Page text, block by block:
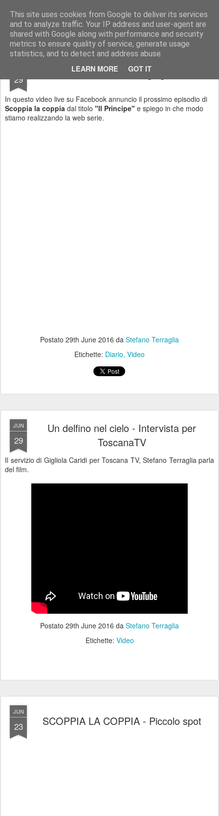
This site uses cookies from Google to deliver its services
and to analyze traffic. Your IP address and user-agent are
shared with Google along with performance and security
metrics to ensure quality of service, generate usage
statistics, and to detect and address abuse.
LEARN MORE GOT IT
Stefano Terraglia Creazioni
Pages
29 Diretta su Facebook 29 giugno 2016
In questo video live su Facebook annuncio il prossimo episodio di
Scoppia la coppia dal titolo "Il Principe" e spiego in che modo
stiamo realizzando la web serie.
Postato 29th June 2016 da Stefano Terraglia
Etichette: Diario Video
JUN
29
Un delfino nel cielo - Intervista per
ToscanaTV
Il servizio di Gigliola Caridi per Toscana TV, Stefano Terraglia parla
del film.
Postato 29th June 2016 da Stefano Terraglia
Etichette: Video
JUN
23 SCOPPIA LA COPPIA - Piccolo spot